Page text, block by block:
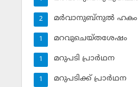
മര്‍വാനുബ്‌നുല്‍ ഹകം
2
മറവുചെയ്തശേഷം
1
മറുപടി പ്രാര്‍ഥന
1
മറുപടിക്ക് പ്രാര്‍ഥന
1